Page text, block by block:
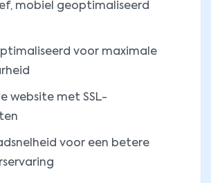
mobiel geoptimaliseerd
voor maximale
website met SSL-
voor een betere